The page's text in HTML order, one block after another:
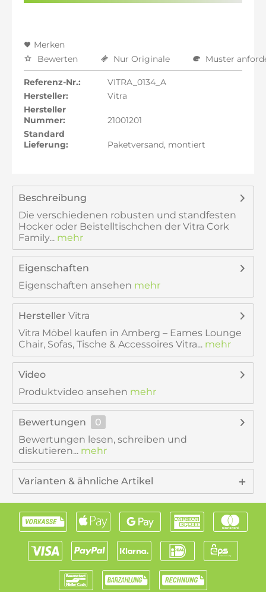
Merken
Bewerten
Nur Originale Muster
Referenz-Nr.:
VITRA_0134_A
Hersteller:
Vitra
Hersteller
Nummer:
21001201
Standard
Lieferung:
Paketversand, montiert
Beschreibung
Die verschiedenen robusten und standfesten
Hocker oder Beistelltischchen der Vitra Cork
Family... mehr
Eigenschaften
Eigenschaften ansehen mehr
Hersteller Vitra
Vitra Möbel kaufen in Amberg – Eames Lounge
Chair, Sofas, Tische & Accessoires Vitra... mehr
Video
Produktvideo ansehen mehr
Bewertungen
0
Bewertungen lesen, schreiben und
diskutieren... mehr
Varianten & ähnliche Artikel